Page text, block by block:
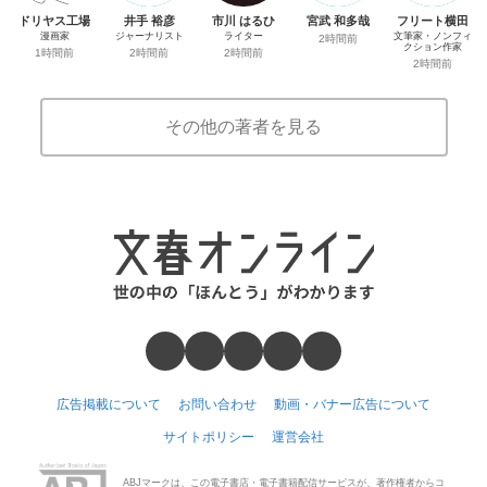
ドリヤス工場
漫画家
1時間前
井手 裕彦
ジャーナリスト
2時間前
市川 はるひ
ライター
2時間前
宮武 和多哉
2時間前
フリート横田
文筆家・ノンフィ
クション作家
2時間前
その他の著者を見る
広告掲載について お問い合わせ 動画・バナー広告について
サイトポリシー 運営会社
ABJマークは、この電子書店・電子書籍配信サービスが、著作権者からコ